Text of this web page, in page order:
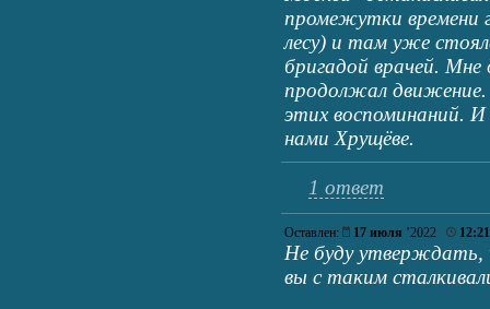
промежутки времени
лесу) и там уже
бригадой врачей. Мне
продолжал
этих воспоминаний.
нами Хрущёве.
1 ответ
Оставлен: 17 июля ’2022 12:21
Не буду утверждать,
вы с таким